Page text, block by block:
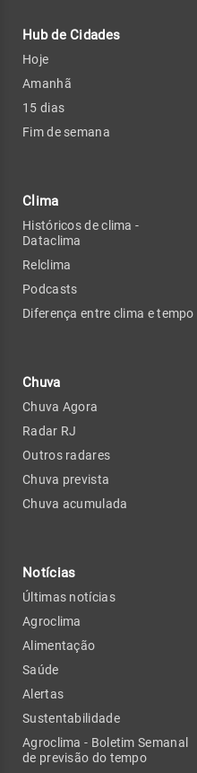
Hub de Cidades
Hoje
Amanhã
15 dias
Fim de semana
Clima
Históricos de clima -
Dataclima
Relclima
Podcasts
Diferença entre clima e tempo
Chuva
Chuva Agora
Radar RJ
Outros radares
Chuva prevista
Chuva acumulada
Notícias
Últimas notícias
Agroclima
Alimentação
Saúde
Alertas
Sustentabilidade
Agroclima - Boletim Semanal
de previsão do tempo